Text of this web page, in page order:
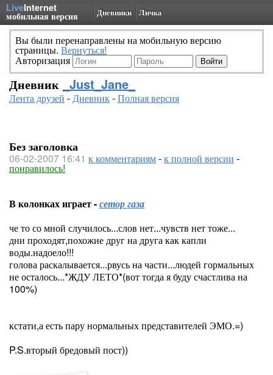
LiveInternet
мобильная версия Дневники Личка
Вы были перенаправлены на мобильную версию
страницы. Вернуться!
Авторизация
Дневник _Just_Jane_
Лента друзей -Дневник-Полная версия
Без заголовка
06-02-2007 16:41 к комментариям-к полной версии -
понравилось!
В колонках играет -сетор газа
че то со мной случилось...слов нет...чувств нет тоже...
дни проходят,похожие друг на друга как капли
воды.надоело!!!
голова раскалывается...рвусь на части...людей гормальных
не осталось...*ЖДУ ЛЕТО*(вот тогда я буду счастлива на
100%)
кстати,а есть пару нормальных представителей ЭМО.=)
P.S.вторый бредовый пост))